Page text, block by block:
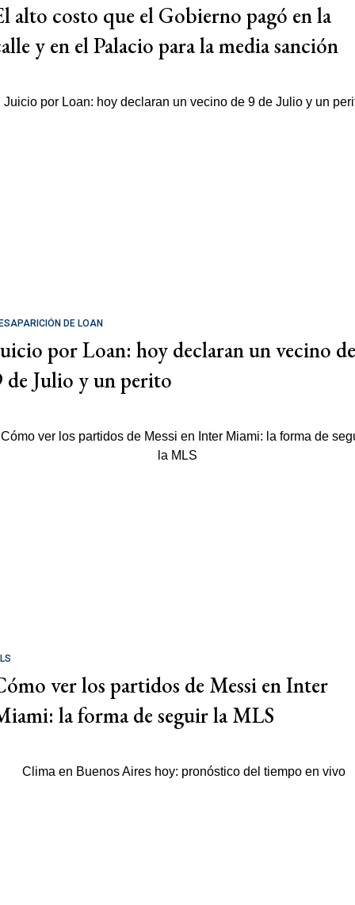
alto costo que el Gobierno pagó en la
y en el Palacio para la media sanción
DE LOAN
por Loan: hoy declaran un vecino de
de Julio y un perito
ver los partidos de Messi en Inter
la forma de seguir la MLS